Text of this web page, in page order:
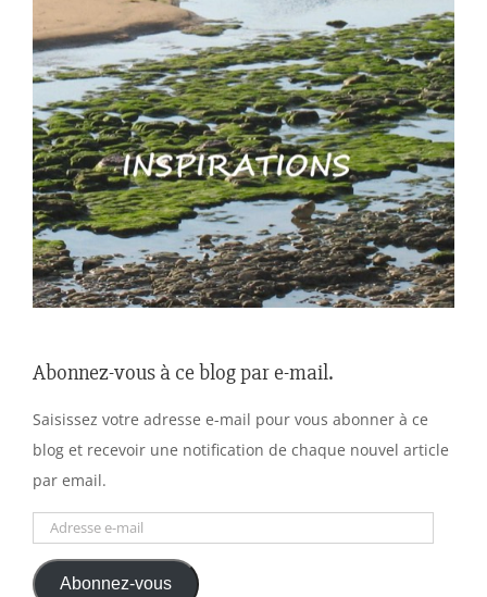
Abonnez-vous à ce blog par e-mail.
Saisissez votre adresse e-mail pour vous abonner à ce
blog et recevoir une notification de chaque nouvel article
par email.
Adresse
mailAbonnez-vous